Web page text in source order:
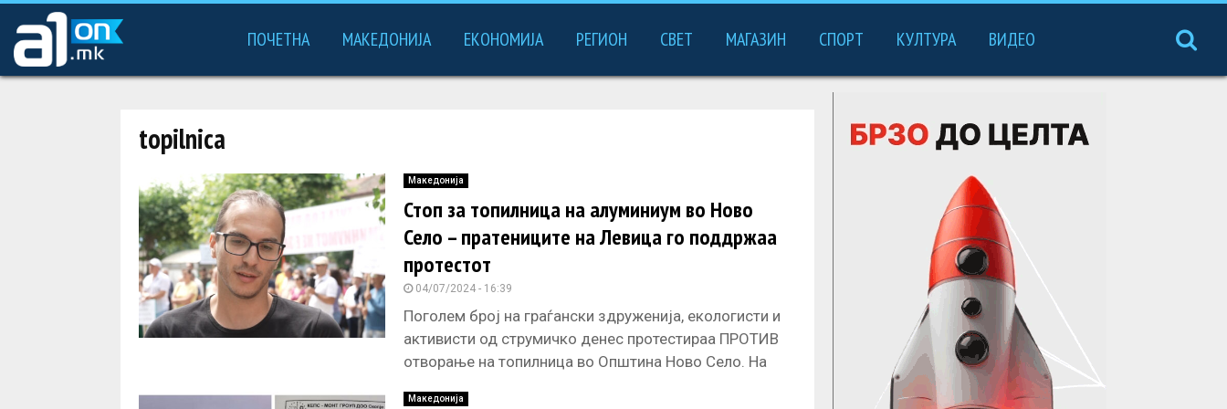
ПОЧЕТНА МАКЕДОНИЈА ЕКОНОМИЈА РЕГИОН СВЕТ МАГАЗИН СПОРТ КУЛТУРА ВИДЕО
topilnica
Македонија
Стоп за топилница на алуминиум во Ново
Село – пратениците на Левица го поддржаа
протестот
04/07/2024 - 16:39
Поголем број на граѓански здруженија, екологисти и
активисти од струмичко денес протестираа ПРОТИВ
отворање на топилница во Општина Ново Село. На
Македонија